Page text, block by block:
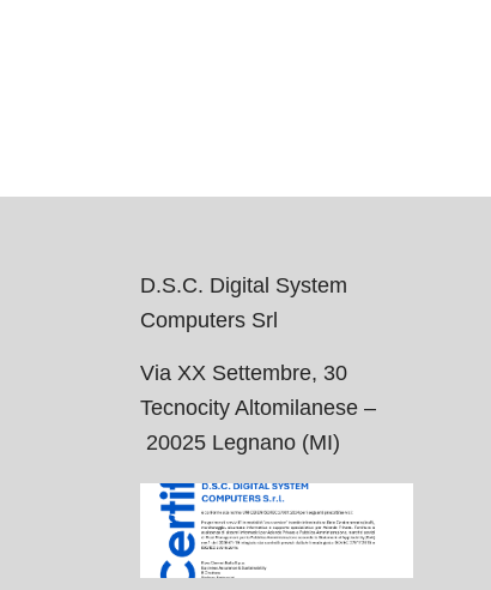
D.S.C. Digital System
Computers Srl
Via XX Settembre, 30
Tecnocity Altomilanese –
20025 Legnano (MI)